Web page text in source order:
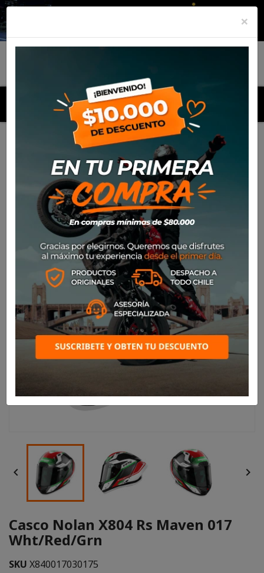
MENU
Productos Cascos
Casco Nolan X804 Rs Maven
017 Wht/Red/Grn
 
Casco Nolan X804 Rs Maven 017
Wht/Red/Grn
SKU X840017030175
×